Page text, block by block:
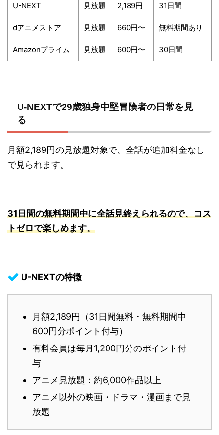
U-NEXT 見放題 2,189円 31日間
dアニメストア 見放題 660円〜 無料期間あり
Amazonプライム 見放題 600円〜 30日間
U-NEXTで29歳独身中堅冒険者の日常を見
る
月額2,189円の見放題対象で、全話が追加料金なし
で見られます。
31日間の無料期間中に全話見終えられるので、コス
トゼロで楽しめます。
U-NEXTの特徴
月額2,189円（31日間無料・無料期間中
600円分ポイント付与）
有料会員は毎月1,200円分のポイント付
与
アニメ見放題：約6,000作品以上
アニメ以外の映画・ドラマ・漫画まで見
放題